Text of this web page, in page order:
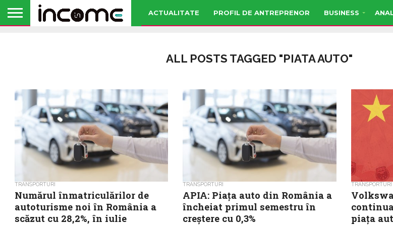
ACTUALITATE PROFIL DE ANTREPRENOR BUSINESS
ALL POSTS TAGGED "PIATA AUTO"
TRANSPORTURI
Numărul înmatriculărilor de
autoturisme noi în România a
scăzut cu 28,2%, în iulie
TRANSPORTURI
APIA: Piața auto din România a
încheiat primul semestru în
creștere cu 0,3%
TRANSPORTURI
piața